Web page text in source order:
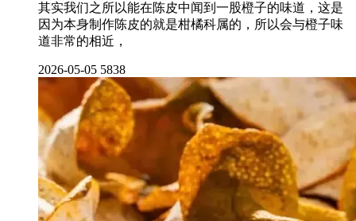
其实我们之所以能在陈皮中闻到一股橙子的味道，这是
因为本身制作陈皮的就是柑橘科属的，所以会与橙子味
道非常的相近，
2026-05-05 5838